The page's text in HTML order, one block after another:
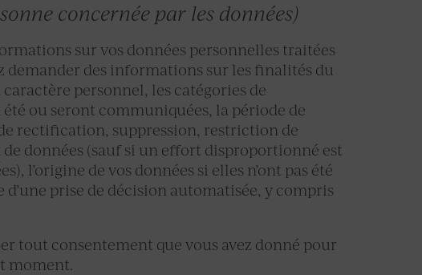
concernée par les données)
sur vos données personnelles traitées
demander des informations sur les finalités du
personnel, les catégories de
ou seront communiquées, la période de
rectification, suppression, restriction de
données (sauf si un effort disproportionné est
l’origine de vos données si elles n’ont pas été
d’une prise de décision automatisée, y compris
tout consentement que vous avez donné pour
moment.